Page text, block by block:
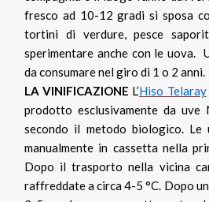
fresco ad 10-12 gradi si sposa
tortini di verdure, pesce
sperimentare anche con le uova.
da consumare nel giro di 1 o 2 anni.
LA VINIFICAZIONE L’Hiso Telaray
prodotto esclusivamente da uve
secondo il metodo biologico. Le
manualmente in cassetta nella
Dopo il trasporto nella vicina
raffreddate a circa 4-5 °C. Dopo